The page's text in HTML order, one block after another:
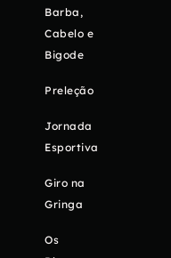
Barba,
Cabelo e
Bigode
Preleção
Jornada
Esportiva
Giro na
Gringa
Os